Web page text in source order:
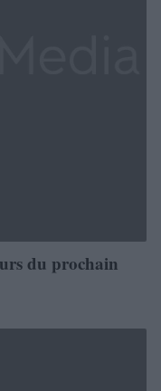
du prochain